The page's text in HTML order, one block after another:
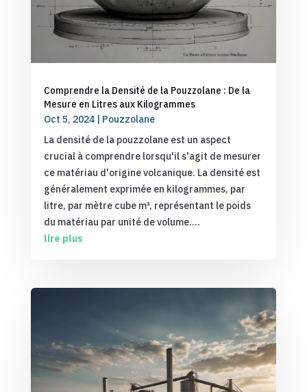
Comprendre la Densité de la Pouzzolane : De la
Mesure en Litres aux Kilogrammes
Oct 5, 2024| Pouzzolane
La densité de la pouzzolane est un aspect
crucial à comprendre lorsqu'il s'agit de mesurer
ce matériau d'origine volcanique. La densité est
généralement exprimée en kilogrammes, par
litre, par mètre cube m³, représentant le poids
du matériau par unité de volume....
lire plus